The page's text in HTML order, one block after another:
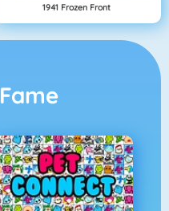
1941 Frozen Front
Fame